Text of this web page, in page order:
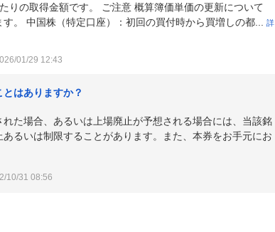
りの取得金額です。 ご注意 概算簿価単価の更新について
。 中国株（特定口座）：初回の買付時から買増しの都...詳
01/29 12:43
はありますか？
た場合、あるいは上場廃止が予想される場合には、当該銘
るいは制限することがあります。また、本券をお手元にお
10/31 08:56